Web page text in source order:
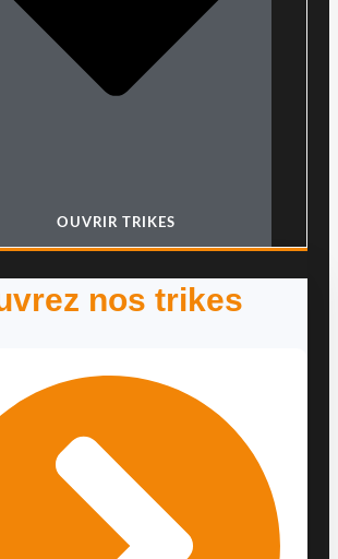
OUVRIR TRIKES
nos trikes